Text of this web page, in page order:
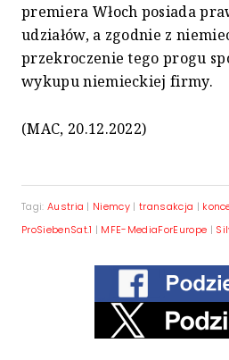
premiera Włoch posiada
udziałów, a zgodnie z
przekroczenie tego progu
wykupu niemieckiej firmy.
(MAC, 20.12.2022)
Tagi: Austria | Niemcy |transakcja |
ProSiebenSat.1 | MFE-MediaForEurope |